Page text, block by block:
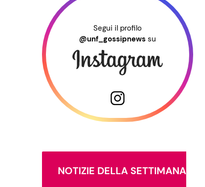
Segui il profilo
@unf_gossipnews su
NOTIZIE DELLA SETTIMANA